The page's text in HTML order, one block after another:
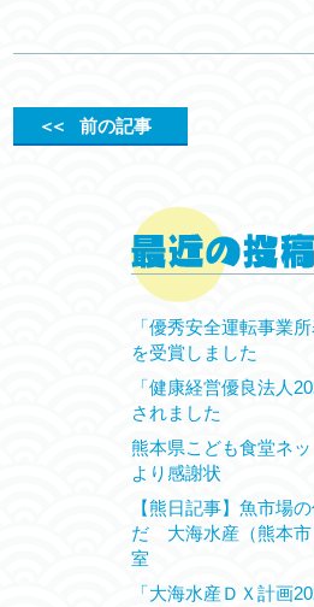
＜＜前の記事
「優秀安全運転事業
を受賞しました
「健康経営優良法人
されました
熊本県こども食堂ネ
より感謝状
【熊日記事】魚市場
だ 大海水産（熊本市
室
「大海水産ＤＸ計画